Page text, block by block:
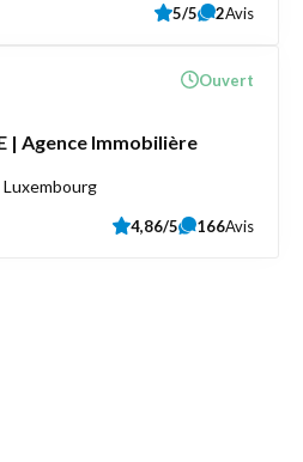
5/5 2Avis
| Agence Immobilière
Ouvert
4,86/5 166Avis